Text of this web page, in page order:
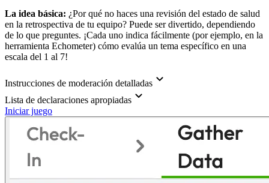
La idea básica: ¿Por qué no haces una revisión del estado de salud
en la retrospectiva de tu equipo? Puede ser divertido, dependiendo
de lo que preguntes. ¡Cada uno indica fácilmente (por ejemplo, en la
herramienta Echometer) cómo evalúa un tema específico en una
escala del 1 al 7!
Instrucciones de moderación detalladas
Lista de declaraciones apropiadas
Iniciar juego